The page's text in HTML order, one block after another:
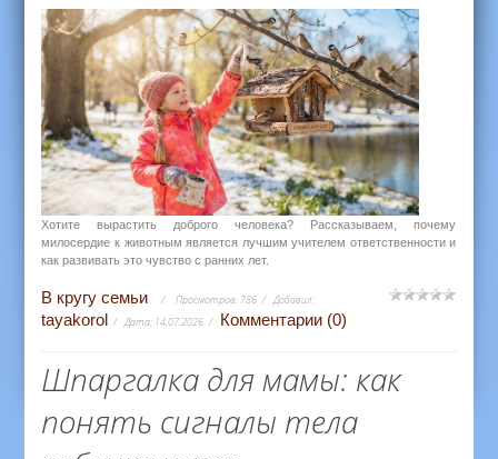
Хотите вырастить доброго человека? Рассказываем, почему
милосердие к животным является лучшим учителем ответственности и
как развивать это чувство с ранних лет.
В кругу семьи Просмотров: 786 Добавил:
tayakorol Дата: 14.07.2026 Комментарии (0)
Шпаргалка для мамы: как
понять сигналы тела